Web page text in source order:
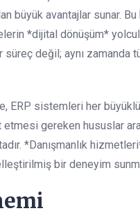
büyük avantajlar sunar. Bu
*dijital dönüşüm*
değil; aynı zamanda
ERP sistemleri her
gereken hususlar
*Danışmanlık
bir deneyim